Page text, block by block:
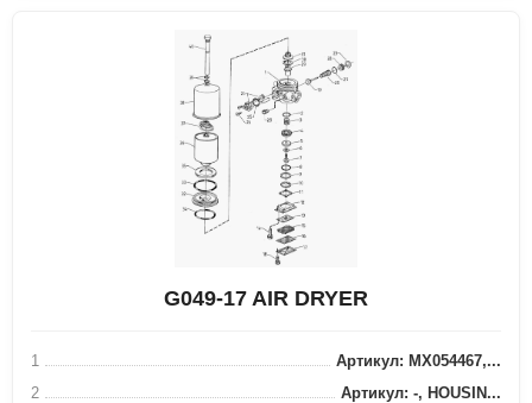
G049-17 AIR DRYER
1
Артикул: MX054467,...
2
Артикул: -, HOUSIN...